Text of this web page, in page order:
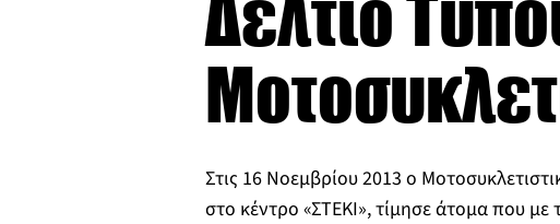
Στις 16 Νοεμβρίου 2013 ο
στο κέντρο «ΣΤΕΚΙ», τίμησε άτομα που με